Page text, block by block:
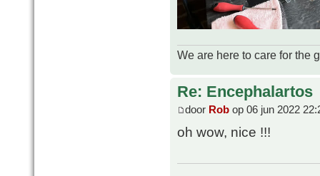
We are here to care for the
Re: Encephalartos
door Rob op 06 jun 2022
oh wow, nice !!!